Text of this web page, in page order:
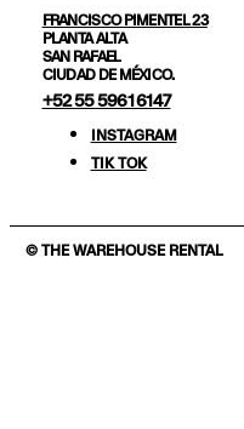
FRANCISCO PIMENTEL 23
PLANTA ALTA
SAN RAFAEL
CIUDAD DE MÉXICO.
+52 55 5961 6147
INSTAGRAM
TIK TOK
© THE WAREHOUSE RENTAL